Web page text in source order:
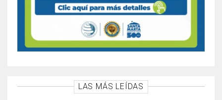
LAS MÁS LEÍDAS